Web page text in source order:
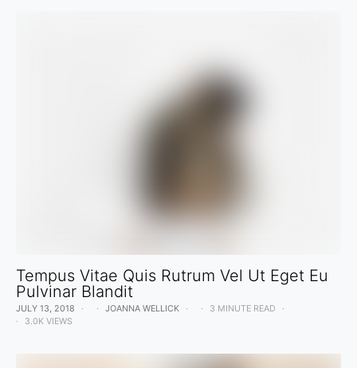
Tempus Vitae Quis Rutrum Vel Ut Eget Eu
Pulvinar Blandit
JULY 13, 2018 JOANNA WELLICK
3 MINUTE READ
3.0K VIEWS